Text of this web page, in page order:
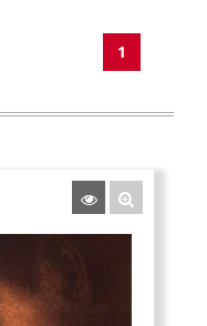
1